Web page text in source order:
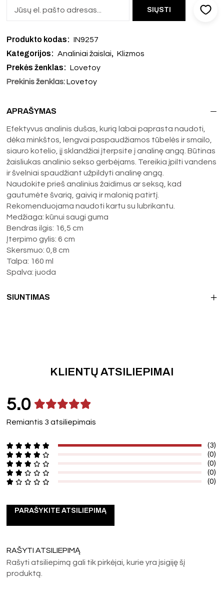
Produkto kodas: IN9257
Kategorijos: Analiniai žaislai, Klizmos
Prekės ženklas: Lovetoy
Prekinis ženklas: Lovetoy
APRAŠYMAS
Efektyvus analinis dušas, kurią labai paprasta naudoti,
dėka minkštos, lengvai paspaudžiamos tūbelės ir smailo,
siauro kotelio, jį sklandžiai įterpsite į analinę angą. Būtinas
žaisliukas analinio sekso gerbėjams. Tereikia įpilti vandens
ir švelniai spaudžiant užpildyti analinę angą.
Naudokite prieš analinius žaidimus ar seksą, kad
gautumėte švarią, gaivią ir malonią patirtį.
Rekomenduojama naudoti kartu su lubrikantu.
Medžiaga: kūnui saugi guma
Bendras ilgis: 16,5 cm
Įterpimo gylis: 6 cm
Skersmuo: 0,8 cm
Talpa: 160 ml
Spalva: juoda
SIUNTIMAS
KLIENTŲ ATSILIEPIMAI
5.0
Remiantis 3 atsiliepimais
(3)
(0)
(0)
(0)
(0)
PARAŠYKITE ATSILIEPIMĄ
RAŠYTI ATSILIEPIMĄ
Rašyti atsiliepimą gali tik pirkėjai, kurie yra įsigiję šį
produktą.